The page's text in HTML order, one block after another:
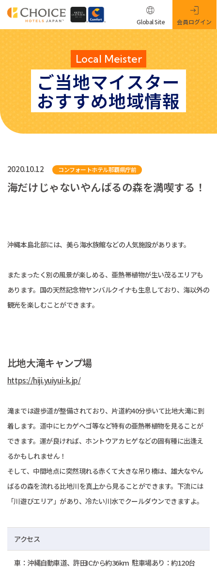
Local Meister
ご当地マイスター
おすすめ地域情報
Global Site 会員ログイン
2020.10.12 コンフォートホテル那覇県庁前
海だけじゃないやんばるの森を満喫する！
沖縄本島北部には、美ら海水族館などの人気施設があります。
またまったく別の風景が楽しめる、亜熱帯植物が生い茂るエリアも
あります。国の天然記念物ヤンバルクイナも生息しており、海以外の
観光を楽しむことができます。
比地大滝キャンプ場
https://hiji.yuiyui-k.jp/
滝までは遊歩道が整備されており、片道約40分歩いて比地大滝に到
着します。道中にヒカゲヘゴ等など特有の亜熱帯植物を見ることが
できます。運が良ければ、ホントウアカヒゲなどの固有種に出逢え
るかもしれません！
そして、中間地点に突然現れる赤くて大きな吊り橋は、雄大なやん
ばるの森を流れる比地川を真上から見ることができます。下流には
「川遊びエリア」があり、冷たい川水でクールダウンできますよ。
アクセス
車：沖縄自動車道、許田ICから約36km 駐車場あり：約120台